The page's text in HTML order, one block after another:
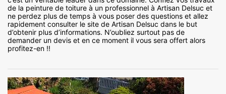
de la peinture de toiture à un professionnel à Artisan Delsuc et
ne perdez plus de temps à vous poser des questions et allez
rapidement consulter le site de Artisan Delsuc dans le but
d’obtenir plus d’informations. N’oubliez surtout pas de
demander un devis et en ce moment il vous sera offert alors
profitez-en !!